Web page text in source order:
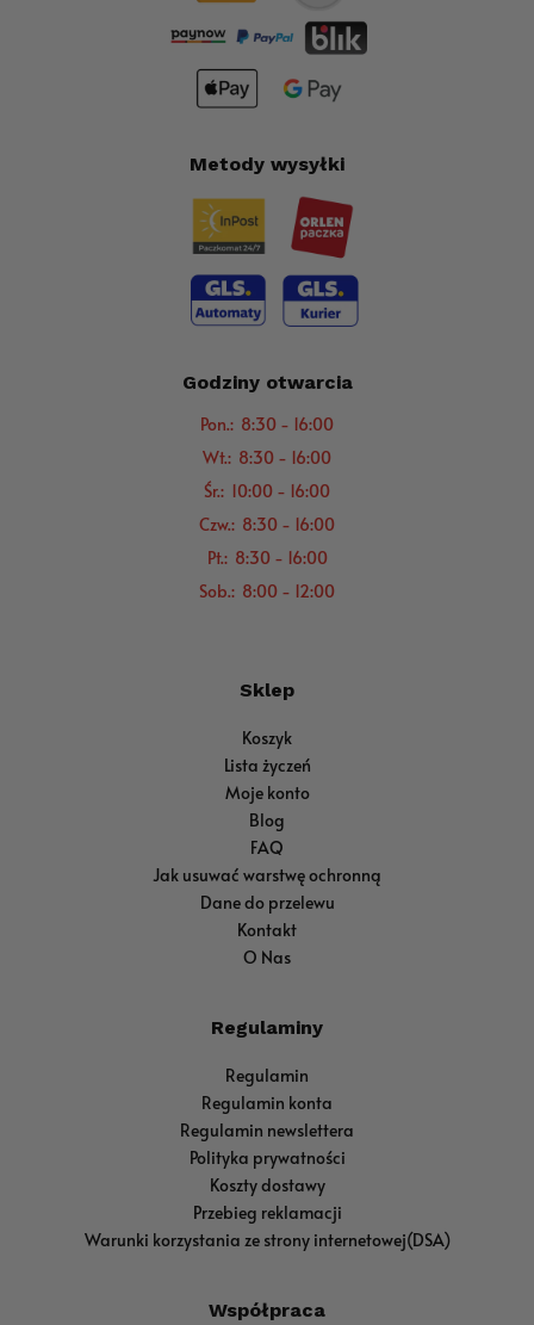
Metody wysyłki
Godziny otwarcia
Pon.: 8:30 - 16:00
Wt.: 8:30 - 16:00
Śr.: 10:00 - 16:00
Czw.: 8:30 - 16:00
Pt.: 8:30 - 16:00
Sob.: 8:00 - 12:00
Sklep
Koszyk
Lista życzeń
Moje konto
Blog
FAQ
Jak usuwać warstwę ochronną
Dane do przelewu
Kontakt
O Nas
Regulaminy
Regulamin
Regulamin konta
Regulamin newslettera
Polityka prywatności
Koszty dostawy
Przebieg reklamacji
Warunki korzystania ze strony internetowej(DSA)
Współpraca